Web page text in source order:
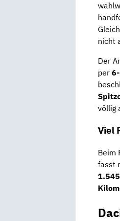
nicht
Der
per
völlig
Viel
Beim
fasst